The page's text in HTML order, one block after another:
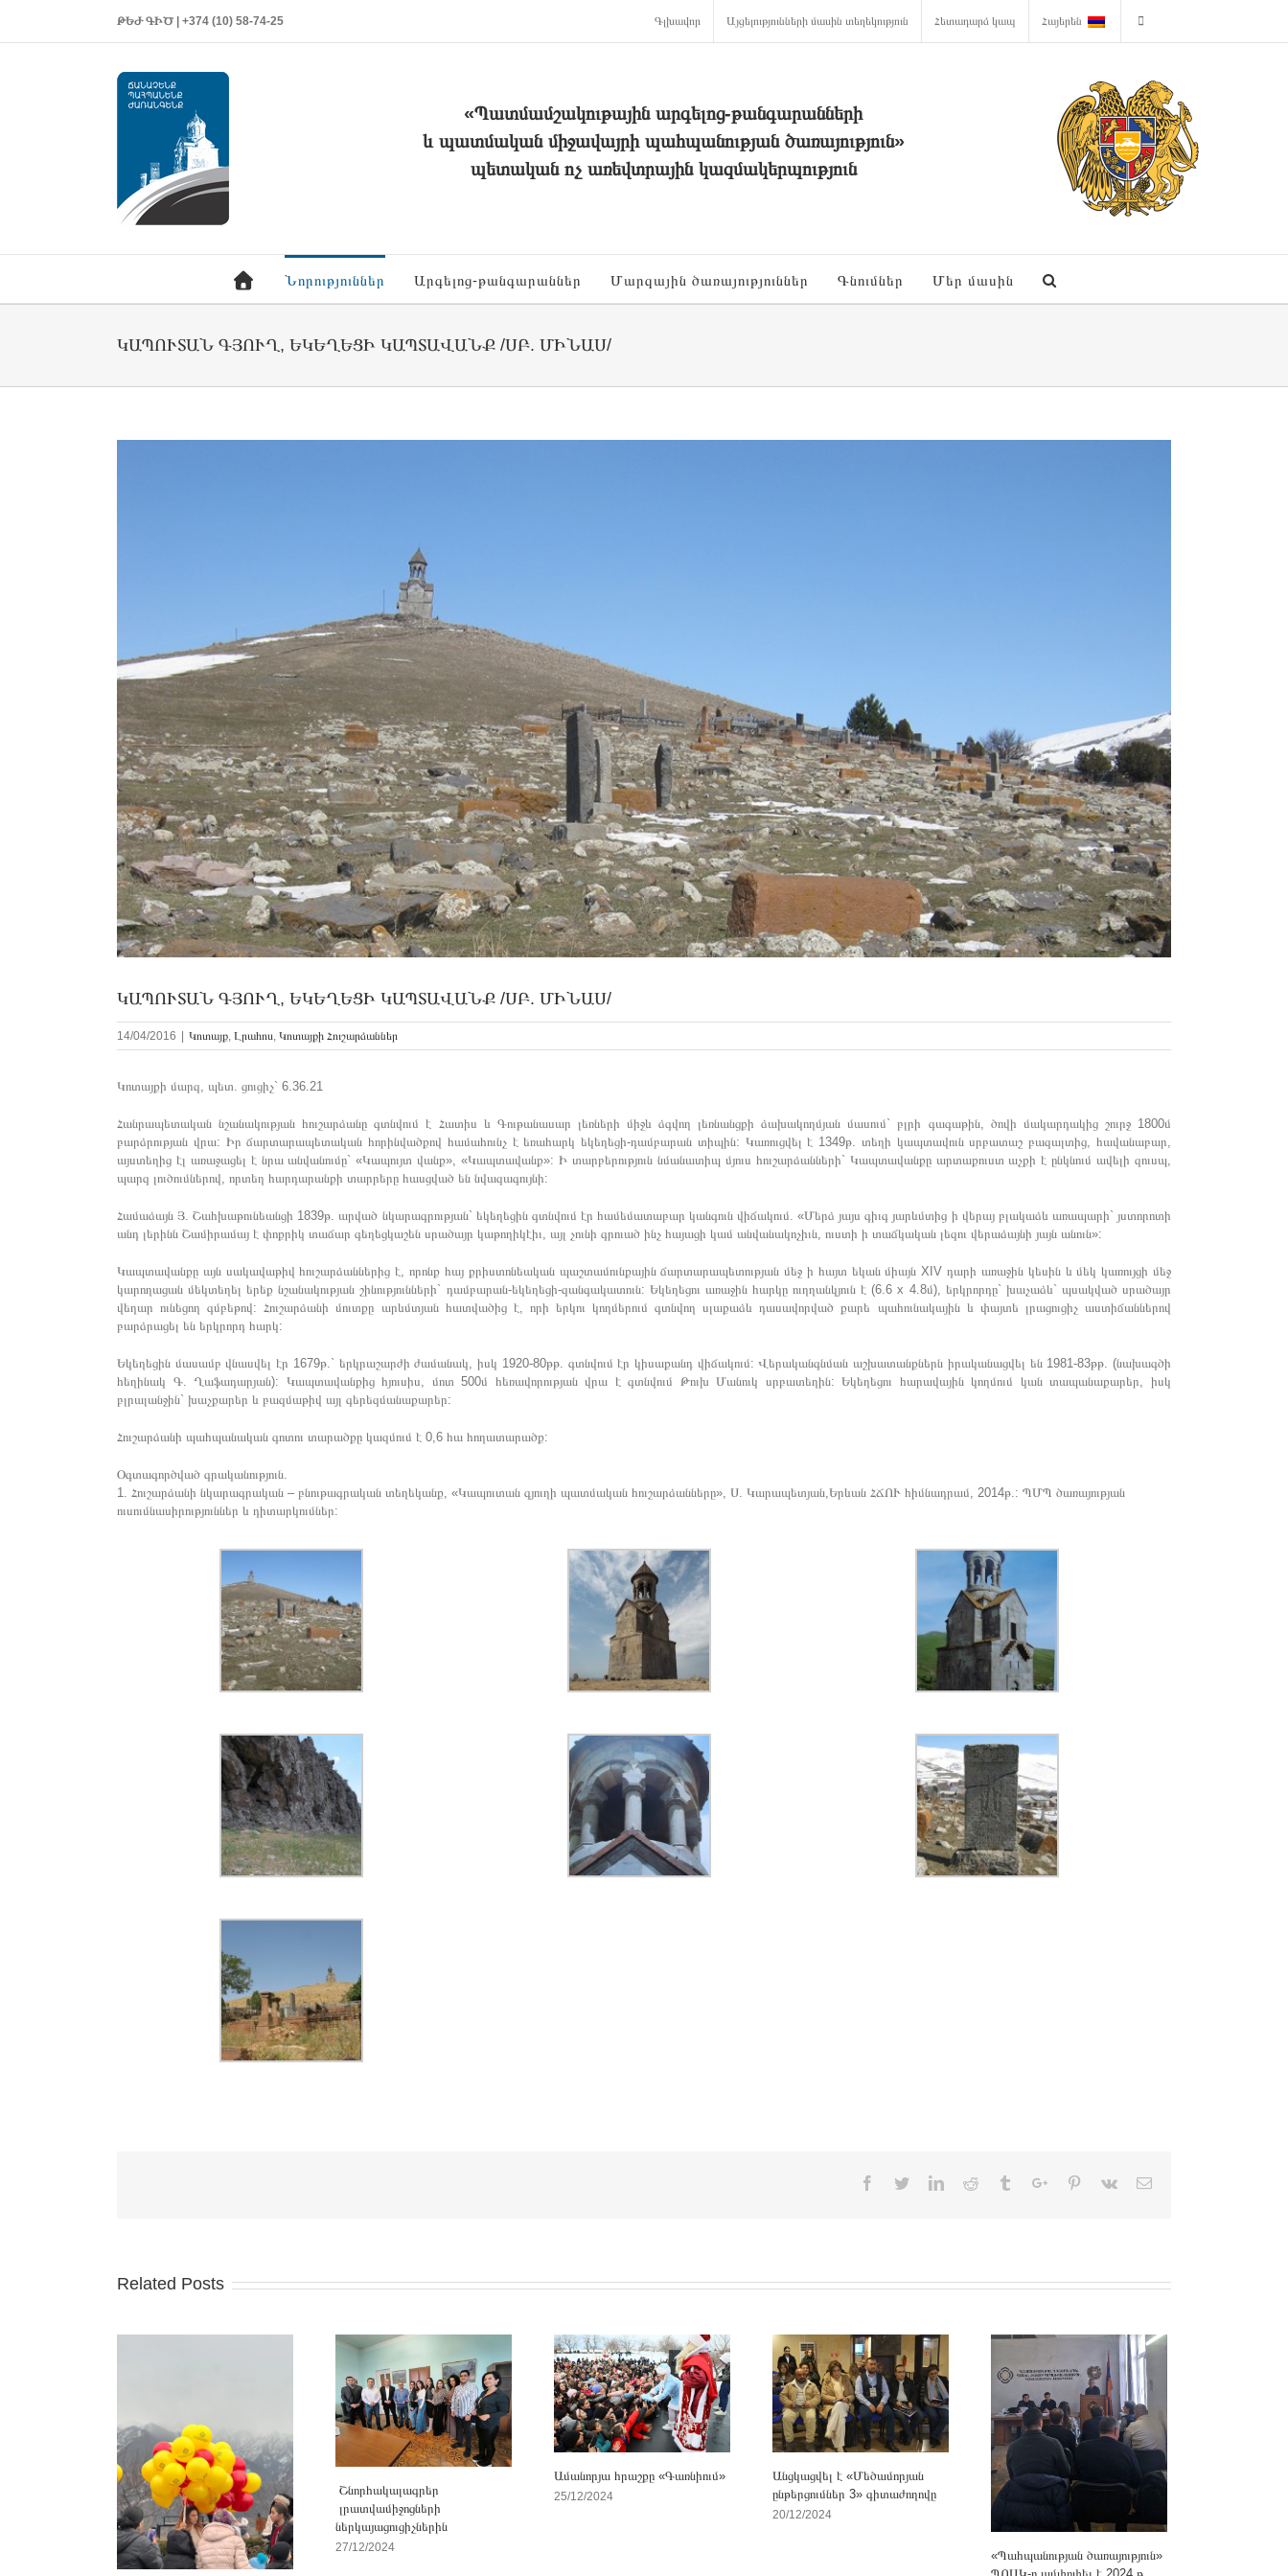
ԹԵԺ ԳԻԾ | +374 (10) 58-74-25 Գլխավոր Այցելությունների մասին տեղեկություն Հետադարձ կապ Հայերեն
«Պատմամշակութային արգելոց-թանգարանների
և պատմական միջավայրի պահպանության ծառայություն»
պետական ոչ առեվտրային կազմակերպություն
Նորություններ Արգելոց-թանգարաններ Մարզային ծառայություններ Գնումներ Մեր մասին
ԿԱՊՈՒՏԱՆ ԳՅՈՒՂ, ԵԿԵՂԵՑԻ ԿԱՊՏԱՎԱՆՔ /ՍԲ. ՄԻՆԱՍ/
ԿԱՊՈՒՏԱՆ ԳՅՈՒՂ, ԵԿԵՂԵՑԻ ԿԱՊՏԱՎԱՆՔ /ՍԲ. ՄԻՆԱՍ/
14/04/2016 Կոտայք, Լրահոս, Կոտայքի Հուշարձաններ
Կոտայքի մարզ, պետ. ցուցիչ` 6.36.21
Հանրապետական նշանակության հուշարձանը գտնվում է Հատիս և Գութանասար լեռների միջև ձգվող լեռնանցքի ձախակողմյան մասում` բլրի գագաթին, ծովի մակարդակից շուրջ 1800մ
բարձրության վրա: Իր ճարտարապետական հորինվածքով համահունչ է եռահարկ եկեղեցի-դամբարան տիպին: Կառուցվել է 1349թ. տեղի կապտավուն սրբատաշ բազալտից, հավանաբար,
այստեղից էլ առաջացել է նրա անվանումը` «Կապույտ վանք», «Կապտավանք»: Ի տարբերություն նմանատիպ մյուս հուշարձանների` Կապտավանքը արտաքուստ աչքի է ընկնում ավելի զուսպ,
պարզ լուծումներով, որտեղ հարդարանքի տարրերը հասցված են նվազագույնի:
Համաձայն Յ. Շահխաթունեանցի 1839թ. արված նկարագրության` եկեղեցին գտնվում էր համեմատաբար կանգուն վիճակում. «Մերձ յայս գիւգ յարևմտից ի վերայ բլակաձև առապարի` յստորոտի
անդ լերինն Շամիրամայ է փոքրիկ տաճար գեղեցկաշեն սրածայր կաթողիկէիւ, այլ չունի գրուած ինչ հայացի կամ անվանակոչիւն, ուստի ի տաճկական լեզու վերաձայնի յայն անուն»:
Կապտավանքը այն սակավաթիվ հուշարձաններից է, որոնք հայ քրիստոնեական պաշտամունքային ճարտարապետության մեջ ի հայտ եկան միայն XIV դարի առաջին կեսին և մեկ կառույցի մեջ
կարողացան մեկտեղել երեք նշանակության շինությունների` դամբարան-եկեղեցի-զանգակատուն: Եկեղեցու առաջին հարկը ուղղանկյուն է (6.6 x 4.8մ), երկրորդը` խաչաձև` պսակված սրածայր
վեղար ունեցող գմբեթով: Հուշարձանի մուտքը արևմտյան հատվածից է, որի երկու կողմերում գտնվող սլաքաձև դասավորված քարե պահունակային և փայտե լրացուցիչ աստիճաններով
բարձրացել են երկրորդ հարկ:
Եկեղեցին մասամբ վնասվել էր 1679թ.` երկրաշարժի ժամանակ, իսկ 1920-80թթ. գտնվում էր կիսաքանդ վիճակում: Վերականգնման աշխատանքներն իրականացվել են 1981-83թթ. (նախագծի
հեղինակ Գ. Ղաֆադարյան): Կապտավանքից հյուսիս, մոտ 500մ հեռավորության վրա է գտնվում Թուխ Մանուկ սրբատեղին: Եկեղեցու հարավային կողմում կան տապանաքարեր, իսկ
բլրալանջին` խաչքարեր և բազմաթիվ այլ գերեզմանաքարեր:
Հուշարձանի պահպանական գոտու տարածքը կազմում է 0,6 հա հողատարածք:
Օգտագործված գրականություն.
1. Հուշարձանի նկարագրական – բնութագրական տեղեկանք, «Կապուտան գյուղի պատմական հուշարձանները», Ս. Կարապետյան,Երևան ՀՃՈՒ հիմնադրամ, 2014թ.: ՊՄՊ ծառայության
ուսումնասիրություններ և դիտարկումներ:
Facebook
TwitterLinkedinReddit TumblrGoogle+Pinterest
Vk Email
Related Posts
Շնորհակալագրեր
լրատվամիջոցների
ներկայացուցիչներին
27/12/2024
Ամանորյա հրաշքը «Գառնիում»
25/12/2024
Անցկացվել է «Մեծամորյան
ընթերցումներ 3» գիտաժողովը
20/12/2024
«Պահպանության ծառայություն»